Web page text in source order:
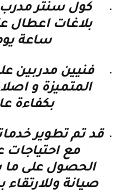
كول سنتر مدرب
ساعة
فنيين مدربين
المتميزة و
بكفاءة
قد تم تطوير
مع احتياجات
الحصول على ما
صيانة